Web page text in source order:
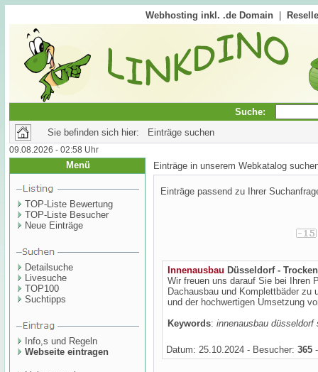
Webhosting inkl. .de Domain
Suche:
Sie befinden sich hier: Einträge suchen
09.08.2026 - 02:58 Uhr
Menü
TOP-Liste Bewertung
TOP-Liste Besucher
Neue Einträge
Detailsuche
Livesuche
TOP100
Suchtipps
Info,s und Regeln
Webseite eintragen
Einträge in unserem Webkatalog
Einträge passend zu Ihrer
Innenausbau Düsseldorf -
Wir freuen uns darauf Sie bei Ihren
Dachausbau und Komplettbäder
und der hochwertigen Umsetzung
Keywords: innenausbau düsseldorf
Datum: 25.10.2024 - Besucher: 365